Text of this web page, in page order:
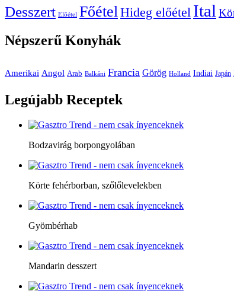
Desszert Előétel FőételHideg előétel Ital
Népszerű Konyhák
Amerikai Angol Arab Balkáni Francia Görög Holland Indiai Japán
Legújabb Receptek
Bodzavirág borpongyolában
Körte fehérborban, szőlőlevelekben
Gyömbérhab
Mandarin desszert